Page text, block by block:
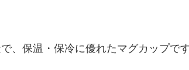
、保温・保冷に優れたマグカップです